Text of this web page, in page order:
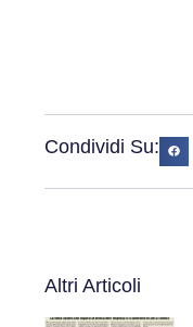
Condividi Su:
Altri Articoli